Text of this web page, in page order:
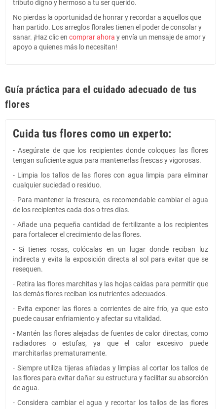
tributo digno y hermoso a tu ser querido.
No pierdas la oportunidad de honrar y recordar a aquellos que
han partido. Los arreglos florales tienen el poder de consolar y
sanar. ¡Haz clic en comprar ahora y envía un mensaje de amor y
apoyo a quienes más lo necesitan!
Guía práctica para el cuidado adecuado de tus
flores
Cuida tus flores como un experto:
- Asegúrate de que los recipientes donde coloques las flores
tengan suficiente agua para mantenerlas frescas y vigorosas.
- Limpia los tallos de las flores con agua limpia para eliminar
cualquier suciedad o residuo.
- Para mantener la frescura, es recomendable cambiar el agua
de los recipientes cada dos o tres días.
- Añade una pequeña cantidad de fertilizante a los recipientes
para fortalecer el crecimiento de las flores.
- Si tienes rosas, colócalas en un lugar donde reciban luz
indirecta y evita la exposición directa al sol para evitar que se
resequen.
- Retira las flores marchitas y las hojas caídas para permitir que
las demás flores reciban los nutrientes adecuados.
- Evita exponer las flores a corrientes de aire frío, ya que esto
puede causar enfriamiento y afectar su vitalidad.
- Mantén las flores alejadas de fuentes de calor directas, como
radiadores o estufas, ya que el calor excesivo puede
marchitarlas prematuramente.
- Siempre utiliza tijeras afiladas y limpias al cortar los tallos de
las flores para evitar dañar su estructura y facilitar su absorción
de agua.
- Considera cambiar el agua y recortar los tallos de las flores